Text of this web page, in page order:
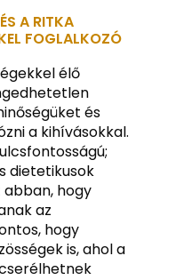
A RITKA
FOGLALKOZÓ
élő
és
a kihívásokkal.
dietetikusok
hogy
az
hogy
is, ahol a